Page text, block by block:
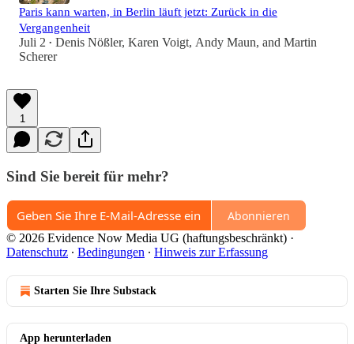
Paris kann warten, in Berlin läuft jetzt: Zurück in die
Vergangenheit
Juli 2 • Denis Nößler, Karen Voigt, Andy Maun, and Martin
Scherer
1
Sind Sie bereit für mehr?
Abonnieren
© 2026 Evidence Now Media UG (haftungsbeschränkt) ·
Datenschutz ∙ Bedingungen ∙ Hinweis zur Erfassung
Starten Sie Ihre Substack
App herunterladen